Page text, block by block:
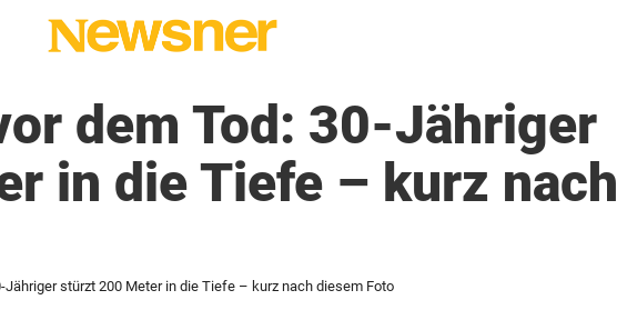
dem Tod: 30-Jähriger
in die Tiefe – kurz nach
Jähriger stürzt 200 Meter in die Tiefe – kurz nach diesem Foto